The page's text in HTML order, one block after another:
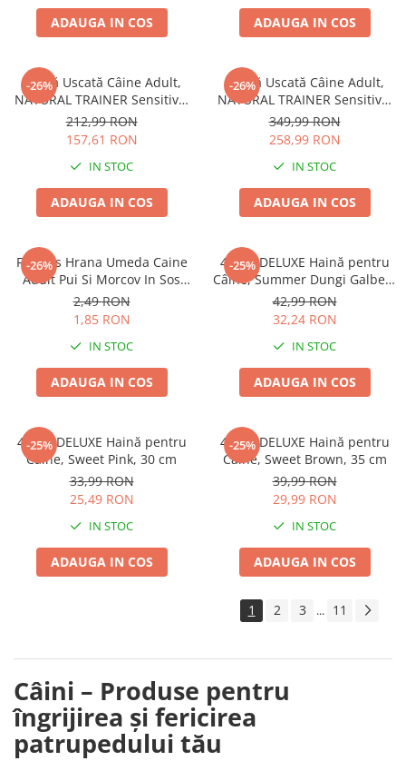
ADAUGA IN COS ADAUGA IN COS
-26%
Hrană Uscată Câine Adult,
NATURAL TRAINER Sensitive,
Talie Mică, Vită și Orez, 7kg
212,99 RON
157,61 RON
IN STOC
ADAUGA IN COS
-26%
Hrană Uscată Câine Adult,
NATURAL TRAINER Sensitive,
Fără Gluten, Talie
Medie/Mare, Rață, 12kg
349,99 RON
258,99 RON
IN STOC
ADAUGA IN COS
-26%
Friskies Hrana Umeda Caine
Adult Pui Si Morcov In Sos
100g
2,49 RON
1,85 RON
IN STOC
ADAUGA IN COS
-25%
4DOG DELUXE Haină pentru
Câine, Summer Dungi Galben,
35 cm
42,99 RON
32,24 RON
IN STOC
ADAUGA IN COS
-25%
4DOG DELUXE Haină pentru
Câine, Sweet Pink, 30 cm
33,99 RON
25,49 RON
IN STOC
ADAUGA IN COS
-25%
4DOG DELUXE Haină pentru
Câine, Sweet Brown, 35 cm
39,99 RON
29,99 RON
IN STOC
ADAUGA IN COS
1 2 3 ... 11
Câini – Produse pentru
îngrijirea și fericirea
patrupedului tău